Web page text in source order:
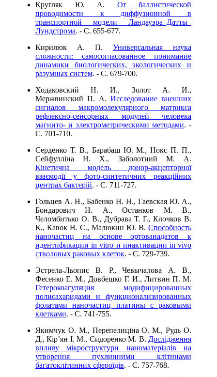
Кругляк Ю. А. От баллистической
проводимости к диффузионной в
транспортной модели Ландауэра–Датты–
Лундстрома. - C. 655-677.
Кирилюк А. П. Универсальная наука
сложности: самосогласованное понимание
динамики биологических, экологических и
разумных систем. - C. 679-700.
Ходаковский Н. И., Золот А. И.,
Мержвинский П. А. Исследование внешних
сигналов макромолекулярного матрикса
рефлексно-сенсорных модулей человека
магнито- и электрометрическими методами. -
C. 701-710.
Серденко Т. В., Барабаш Ю. М., Нокс П. П.,
Сейфулліна Н. Х., Заболотний М. А.
Кінетична модель донор-акцепторної
взаємодії у фото-синтетичних реакційних
центрах бактерій. - C. 711-727.
Гольцев А. Н., Бабенко Н. Н., Гаевская Ю. А.,
Бондарович Н. А., Останков М. В.,
Челомбитько О. В., Дубрава Т. Г., Клочков В.
К., Кавок Н. С., Малюкин Ю. В. Способность
наночастиц на основе ортованадатов к
идентификации in vitro и инактивации in vivo
стволовых раковых клеток. - C. 729-739.
Эстрела-Льопис В. Р., Чевычалова А. В.,
Фесенко Е. М., Довбешко Г. И., Литвин П. М.
Гетерокоагуляция модифицированных
полисахаридами и функционализированных
фолатами наночастиц платины с раковыми
клетками. - C. 741-755.
Якимчук О. М., Перепелиціна О. М., Рудь О.
Д., Кір’ян І. М., Сидоренко М. В. Дослідження
впливу мікроструктури наноматеріалів на
утворення пухлинними клітинами
багатоклітинних сфероїдів. - C. 757-768.